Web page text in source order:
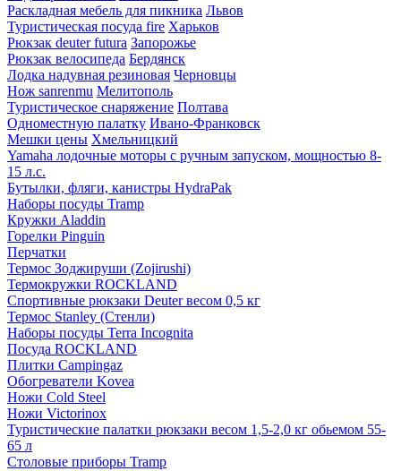
Раскладная мебель для пикника Львов
Туристическая посуда fire Харьков
Рюкзак deuter futura Запорожье
Рюкзак велосипеда Бердянск
Лодка надувная резиновая Черновцы
Нож sanrenmu Мелитополь
Туристическое снаряжение Полтава
Одноместную палатку Ивано-Франковск
Мешки цены Хмельницкий
Yamaha лодочные моторы с ручным запуском, мощностью 8-
15 л.с.
Бутылки, фляги, канистры HydraPak
Наборы посуды Tramp
Кружки Aladdin
Горелки Pinguin
Перчатки
Термос Зоджируши (Zojirushi)
Термокружки ROCKLAND
Спортивные рюкзаки Deuter весом 0,5 кг
Термос Stanley (Стенли)
Наборы посуды Terra Incognita
Посуда ROCKLAND
Плитки Campingaz
Обогреватели Kovea
Ножи Cold Steel
Ножи Victorinox
Туристические палатки рюкзаки весом 1,5-2,0 кг обьемом 55-
65 л
Столовые приборы Tramp